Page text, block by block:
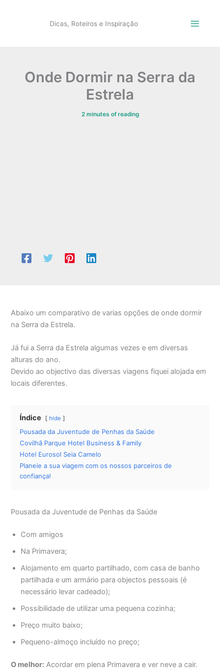
Dicas, Roteiros e Inspiração
Onde Dormir na Serra da
Estrela
2 minutes of reading
Abaixo um comparativo de varias opções de onde dormir
na Serra da Estrela.
Já fui a Serra da Estrela algumas vezes e em diversas
alturas do ano.
Devido ao objectivo das diversas viagens fiquei alojada em
locais diferentes.
Índice hide
Pousada da Juventude de Penhas da Saúde
Covilhã Parque Hotel Business & Family
Hotel Eurosol Seia Camelo
Planeie a sua viagem com os nossos parceiros de
confiança!
Pousada da Juventude de Penhas da Saúde
Com amigos
Na Primavera;
Alojamento em quarto partilhado, com casa de banho
partilhada e um armário para objectos pessoais (é
necessário levar cadeado);
Possibilidade de utilizar uma pequena cozinha;
Preço muito baixo;
Pequeno-almoço incluído no preço;
O melhor: Acordar em plena Primavera e ver neve a cair.